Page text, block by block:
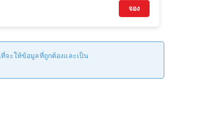
จอง
จะให้ข้อมูลที่ถูกต้องและเป็น